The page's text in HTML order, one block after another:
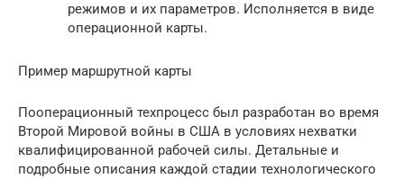
режимов и их параметров. Исполняется в виде
операционной карты.
Пример маршрутной карты
Пооперационный техпроцесс был разработан во время
Второй Мировой войны в США в условиях нехватки
квалифицированной рабочей силы. Детальные и
подробные описания каждой стадии технологического